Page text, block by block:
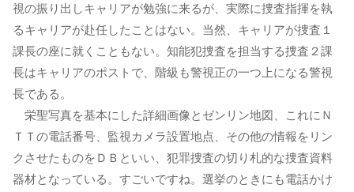
視の振り出しキャリアが勉強に来るが、実際に捜査指揮を執
るキャリアが赴任したことはない。当然、キャリアが捜査１
課長の座に就くこともない。知能犯捜査を担当する捜査２課
長はキャリアのポストで、階級も警視正の一つ上になる警視
長である。
栄聖写真を基本にした詳細画像とゼンリン地図、これにＮ
ＴＴの電話番号、監視カメラ設置地点、その他の情報をリン
クさせたものをＤＢといい、犯罪捜査の切り札的な捜査資料
器材となっている。すごいですね。選挙のときにも電話かけ